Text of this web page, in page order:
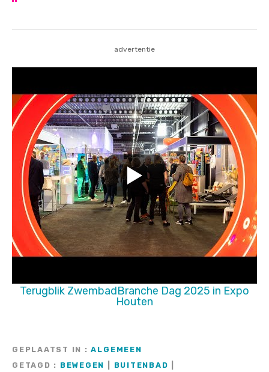
advertentie
Terugblik ZwembadBranche Dag 2025 in Expo
Houten
GEPLAATST IN
ALGEMEEN
GETAGD
BEWEGEN BUITENBAD